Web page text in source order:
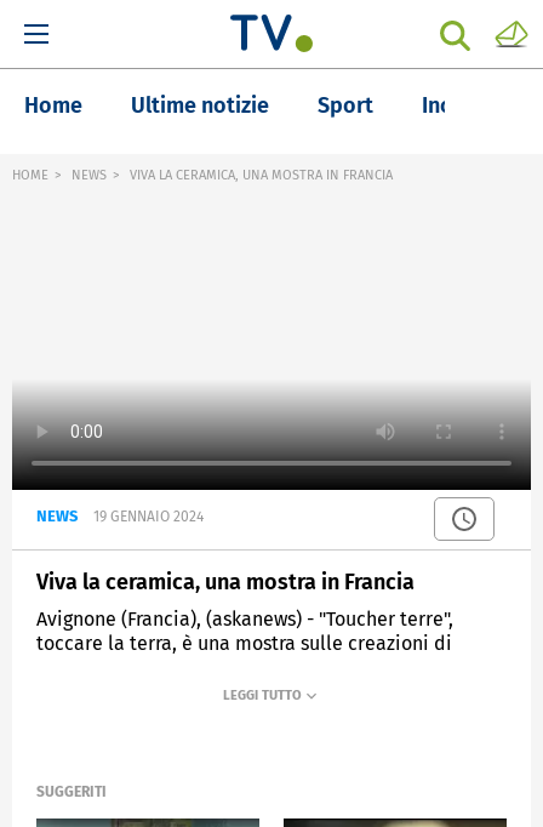
Home Ultime notizie Sport Inchieste
HOME NEWS VIVA LA CERAMICA, UNA MOSTRA IN FRANCIA
NEWS 19 GENNAIO 2024
Viva la ceramica, una mostra in Francia
Avignone (Francia), (askanews) - "Toucher terre",
toccare la terra, è una mostra sulle creazioni di
Datris nei pressi di Avignone in Francia; l'occasione
ECONOMIA
SUGGERITI